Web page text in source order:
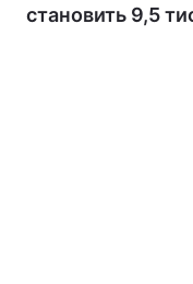
становить 9,5